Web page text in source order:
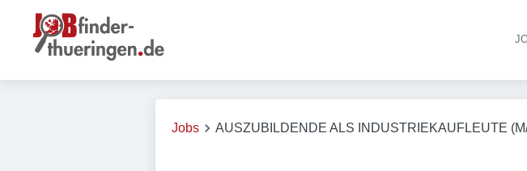
Jobs AUSZUBILDENDE ALS INDUSTRIEKAUFLEUTE